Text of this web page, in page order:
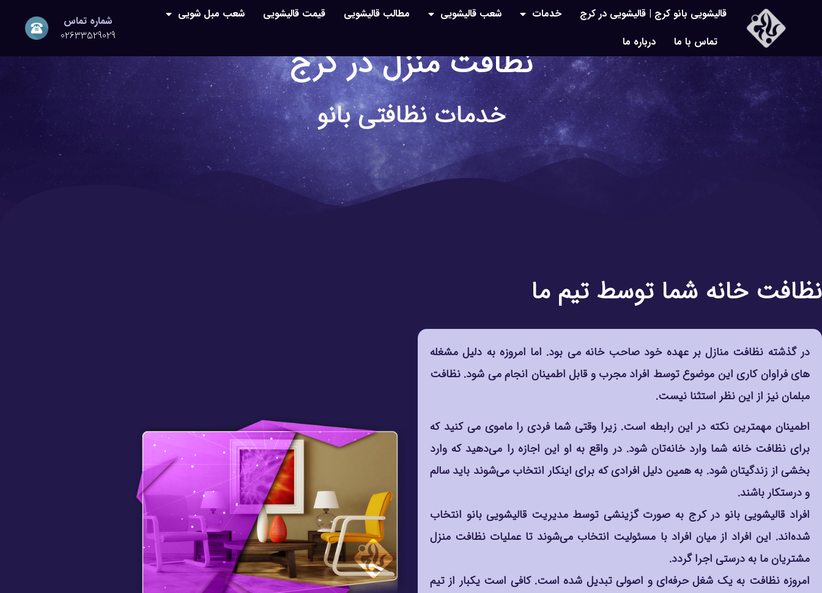
قالیشویی بانو کرج | قالیشویی در کرج خدمات شعب قالیشویی مطالب قالیشویی قیمت قالیشویی
شعب مبل شویی
تماس با ما
درباره ما
شماره تماس
02633529029
نظافت منزل در کرج
خدمات نظافتی بانو
نظافت خانه شما توسط تیم ما
در گذشته نظافت منازل بر عهده خود صاحب خانه می بود. اما امروزه به دلیل مشغله
های فراوان کاری این موضوع توسط افراد مجرب و قابل اطمینان انجام می شود. نظافت
مبلمان نیز از این نظر استثنا نیست.
اطمینان مهمترین نکته در این رابطه است. زیرا وقتی شما فردی را ماموی می کنید که
برای نظافت خانه شما وارد خانه‌تان شود. در واقع به او این اجازه را می‌دهید که وارد
بخشی از زندگیتان شود. به همین دلیل افرادی که برای اینکار انتخاب می‌شوند باید سالم
و درستکار باشند.
افراد قالیشویی بانو در کرج به صورت گزینشی توسط مدیریت قالیشویی بانو انتخاب
شده‌اند. این افراد از میان افراد با مسئولیت انتخاب می‌شوند تا عملیات نظافت منزل
مشتریان ما به درستی اجرا گردد.
امروزه نظافت به یک شغل حرفه‌ای و اصولی تبدیل شده‌ است. کافی است یکبار از تیم